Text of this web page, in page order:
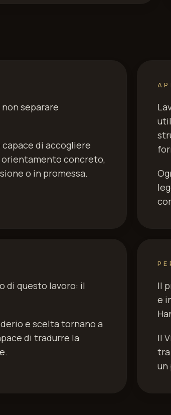
separare
di accogliere
concreto,
o in promessa.
di questo lavoro: il
e scelta tornano a
di tradurre la
Il
e
Il
un